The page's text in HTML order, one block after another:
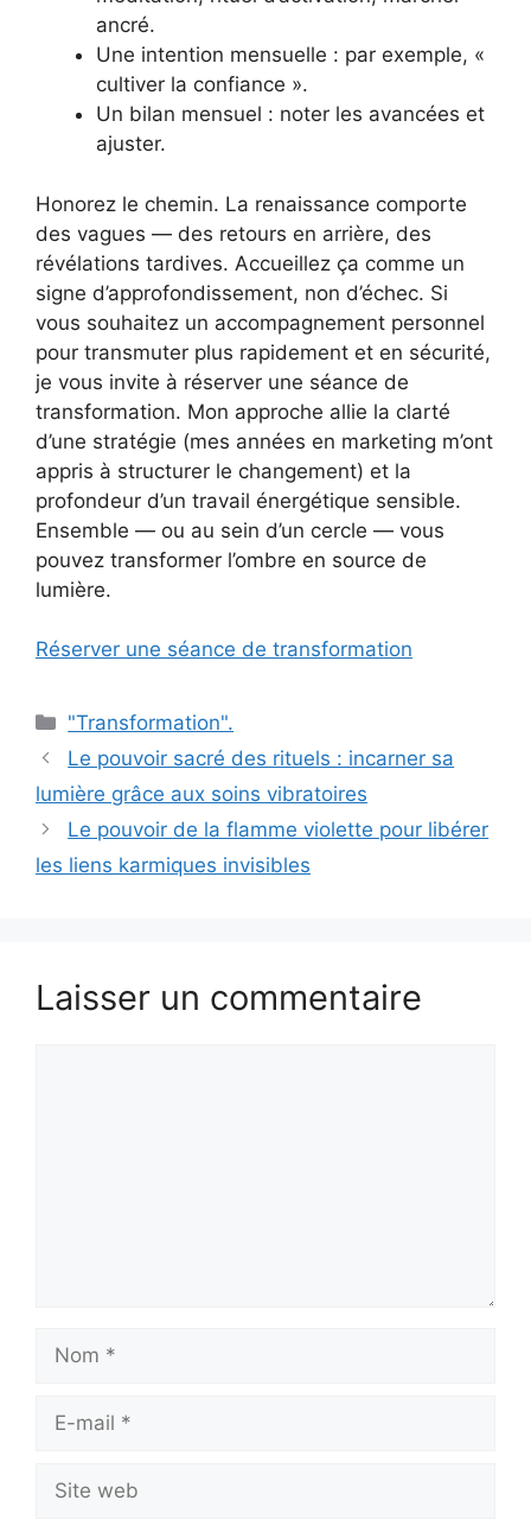
ancré.
Une intention mensuelle : par exemple, «
cultiver la confiance ».
Un bilan mensuel : noter les avancées et
ajuster.
Honorez le chemin. La renaissance comporte
des vagues — des retours en arrière, des
révélations tardives. Accueillez ça comme un
signe d’approfondissement, non d’échec. Si
vous souhaitez un accompagnement personnel
pour transmuter plus rapidement et en sécurité,
je vous invite à réserver une séance de
transformation. Mon approche allie la clarté
d’une stratégie (mes années en marketing m’ont
appris à structurer le changement) et la
profondeur d’un travail énergétique sensible.
Ensemble — ou au sein d’un cercle — vous
pouvez transformer l’ombre en source de
lumière.
Réserver une séance de transformation
Catégories
"Transformation".
Le pouvoir sacré des rituels : incarner sa
lumière grâce aux soins vibratoires
Le pouvoir de la flamme violette pour libérer
les liens karmiques invisibles
Laisser un commentaire
Nom
Site
web